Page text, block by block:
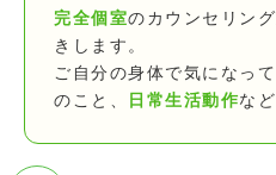
完全個室のカウンセリン
きします。
ご自分の身体で気になっ
のこと、
日常生活動作な